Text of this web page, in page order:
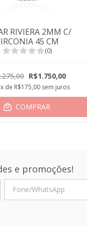
RIVIERA 2MM C/
45 CM
(0)
R$1.750,00
x de R$175,00 sem juros
COMPRAR
e promoções!